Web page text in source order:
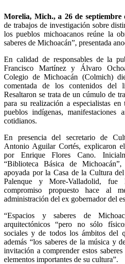
Morelia, Mich., a 26 de septiembre
de trabajos de investigación sobre
los pueblos michoacanos reúne la
saberes de Michoacán”, presentada
En calidad de responsables de la
Francisco Martínez y Álvaro
Colegio de Michoacán (Colmich)
comentada de los contenidos del
Resaltaron se trata de un cúmulo de
para su realización a especialistas
pueblos indígenas, manifestaciones
cotidianos.
En presencia del secretario de
Antonio Aguilar Cortés, explicaron
por Enrique Flores Cano.
“Biblioteca Básica de
apoyada por la Casa de la Cultura
Palenque y More-Valladolid,
compromiso propuesto hace al
administración del ex gobernador del
“Espacios y saberes de
arquitectónicos “pero no sólo
sociales y de todos los ámbitos del
además “los saberes de la música y
invitación a comprender estos
elementos importantes de su cultura”.